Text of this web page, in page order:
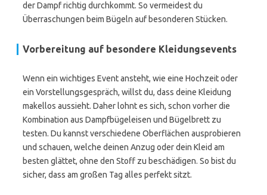
der Dampf richtig durchkommt. So vermeidest du
Überraschungen beim Bügeln auf besonderen Stücken.
Vorbereitung auf besondere Kleidungsevents
Wenn ein wichtiges Event ansteht, wie eine Hochzeit oder
ein Vorstellungsgespräch, willst du, dass deine Kleidung
makellos aussieht. Daher lohnt es sich, schon vorher die
Kombination aus Dampfbügeleisen und Bügelbrett zu
testen. Du kannst verschiedene Oberflächen ausprobieren
und schauen, welche deinen Anzug oder dein Kleid am
besten glättet, ohne den Stoff zu beschädigen. So bist du
sicher, dass am großen Tag alles perfekt sitzt.